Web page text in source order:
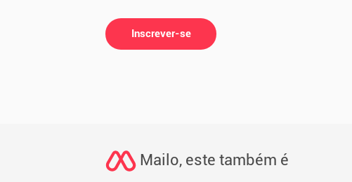
Inscrever-se
Mailo, este também é